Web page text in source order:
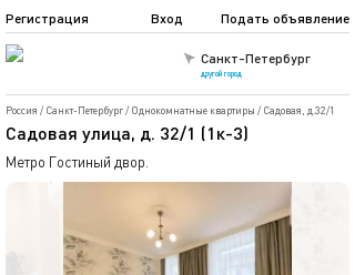
Санкт-Петербург
другой город
Подать объявление
Регистрация Вход
Россия / Санкт-Петербург/ Однокомнатные квартиры / Садовая, д.32/1
Садовая улица, д. 32/1 (1к-3)
Метро Гостиный двор.